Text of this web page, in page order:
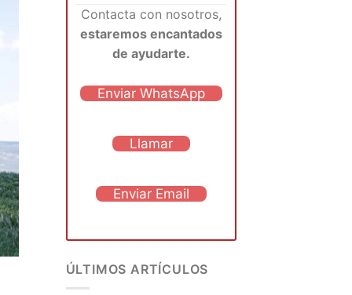
Contacta con nosotros,
estaremos encantados
de ayudarte.
Enviar WhatsApp
Llamar
Enviar Email
ÚLTIMOS ARTÍCULOS